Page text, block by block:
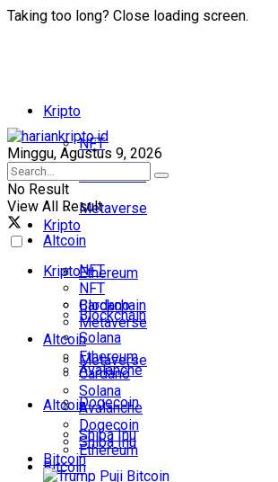
Taking too long? Close loading screen.
Kripto
NFT
Blockchain
Metaverse
Altcoin
Ethereum
Cardano
Solana
Avalanche
Dogecoin
Shiba Inu
Bitcoin
Minggu, Agustus 9, 2026
No Result
View All Result
Kripto
NFT
Blockchain
Metaverse
Altcoin
Ethereum
Kripto
NFT
Blockchain
Metaverse
Altcoin
Ethereum
Cardano
Solana
Avalanche
Dogecoin
Shiba Inu
Bitcoin